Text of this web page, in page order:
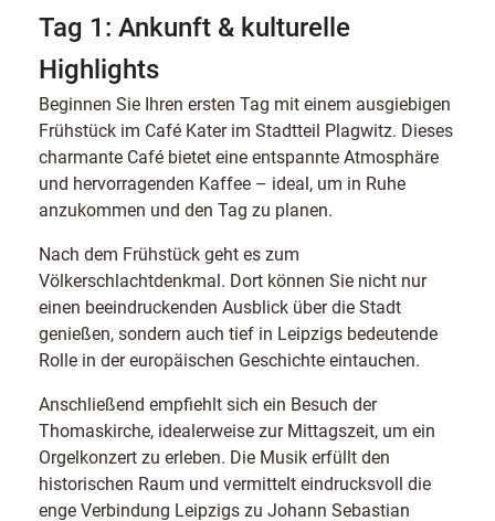
Tag 1: Ankunft & kulturelle
Highlights
Beginnen Sie Ihren ersten Tag mit einem ausgiebigen
Frühstück im Café Kater im Stadtteil Plagwitz. Dieses
charmante Café bietet eine entspannte Atmosphäre
und hervorragenden Kaffee – ideal, um in Ruhe
anzukommen und den Tag zu planen.
Nach dem Frühstück geht es zum
Völkerschlachtdenkmal. Dort können Sie nicht nur
einen beeindruckenden Ausblick über die Stadt
genießen, sondern auch tief in Leipzigs bedeutende
Rolle in der europäischen Geschichte eintauchen.
Anschließend empfiehlt sich ein Besuch der
Thomaskirche, idealerweise zur Mittagszeit, um ein
Orgelkonzert zu erleben. Die Musik erfüllt den
historischen Raum und vermittelt eindrucksvoll die
enge Verbindung Leipzigs zu Johann Sebastian